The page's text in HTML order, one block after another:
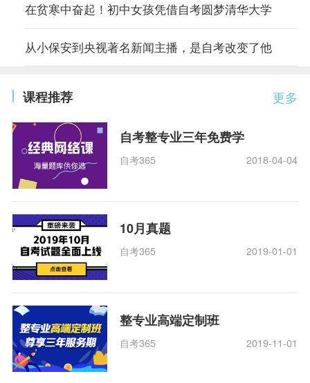
在贫寒中奋起！初中女孩凭借自考圆梦清华大学
从小保安到央视著名新闻主播，是自考改变了他
更多
课程推荐
自考整专业三年免费学
自考365 2018-04-04
10月真题
自考365 2019-01-01
整专业高端定制班
自考365 2019-11-01